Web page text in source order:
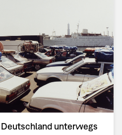
unterwegs